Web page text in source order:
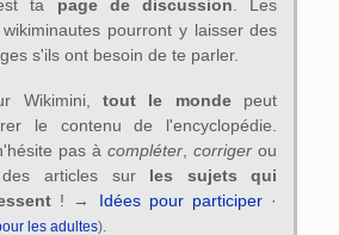
ta page de discussion . Les
pourront y laisser des
s'ils ont besoin de te parler.
Wikimini, tout le mondepeut
le contenu de l'encyclopédie.
pas àcompléter ,corriger ou
articles sur les sujets qui
! → Idées pour participer·
les adultes).